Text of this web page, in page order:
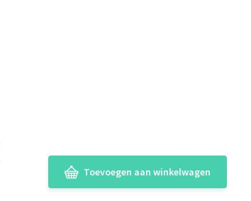
Toevoegen aan winkelwagen